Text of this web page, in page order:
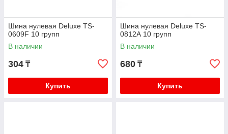
Шина нулевая Deluxe TS-
0609F 10 групп
В наличии
304 ₸
Купить
Шина нулевая Deluxe TS-
0812А 10 групп
В наличии
680 ₸
Купить